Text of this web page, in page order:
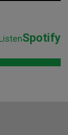
Spotify